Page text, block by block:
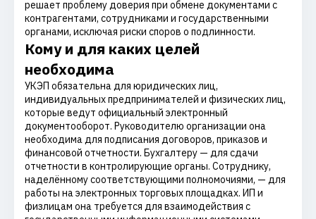
решает проблему доверия при обмене документами с
контрагентами, сотрудниками и государственными
органами, исключая риски споров о подлинности.
Кому и для каких целей
необходима
УКЭП обязательна для юридических лиц,
индивидуальных предпринимателей и физических лиц,
которые ведут официальный электронный
документооборот. Руководителю организации она
необходима для подписания договоров, приказов и
финансовой отчетности. Бухгалтеру — для сдачи
отчетности в контролирующие органы. Сотруднику,
наделённому соответствующими полномочиями, — для
работы на электронных торговых площадках. ИП и
физлицам она требуется для взаимодействия с